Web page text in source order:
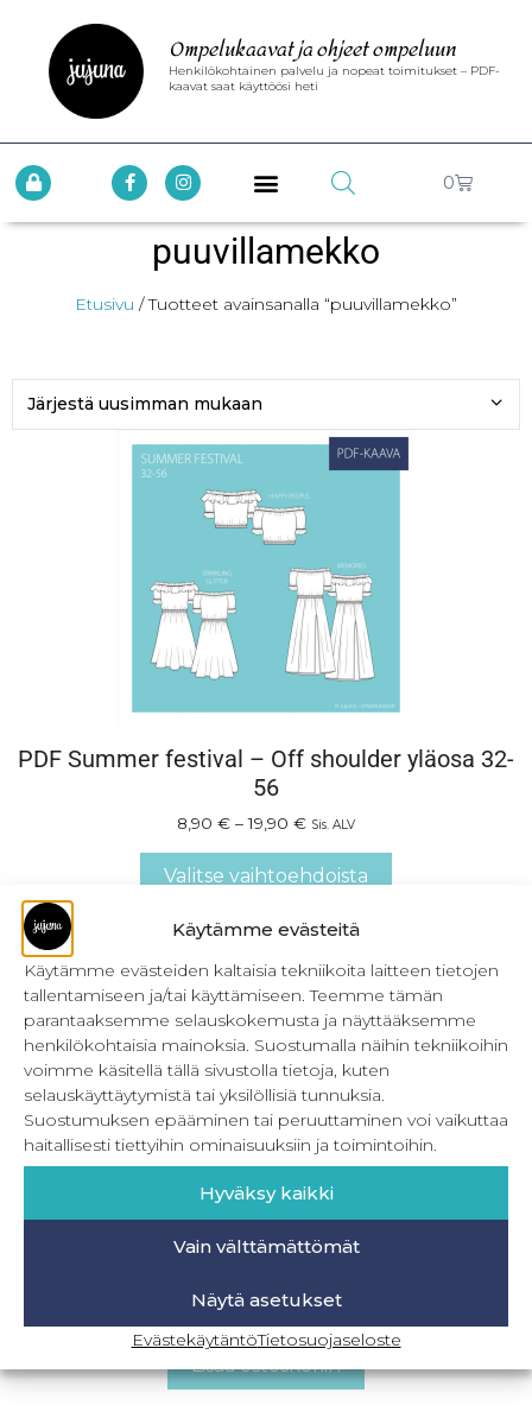
Käytämme evästeitä
Käytämme evästeiden kaltaisia tekniikoita laitteen tietojen
tallentamiseen ja/tai käyttämiseen. Teemme tämän
parantaaksemme selauskokemusta ja näyttääksemme
henkilökohtaisia mainoksia. Suostumalla näihin tekniikoihin
voimme käsitellä tällä sivustolla tietoja, kuten
selauskäyttäytymistä tai yksilöllisiä tunnuksia.
Suostumuksen epääminen tai peruuttaminen voi vaikuttaa
haitallisesti tiettyihin ominaisuuksiin ja toimintoihin.
Hyväksy kaikki
Vain välttämättömät
Näytä asetukset
EvästekäytäntöTietosuojaseloste
Ompelukaavat ja ohjeet ompeluun
Henkilökohtainen palvelu ja nopeat toimitukset – PDF-
kaavat saat käyttöösi heti
0
puuvillamekko
Etusivu / Tuotteet avainsanalla “puuvillamekko”
PDF Summer festival – Off shoulder yläosa 32-
56
8,90 € – 19,90 € Sis. ALV
Valitse vaihtoehdoista
22,90€
Lisää ostoskoriin